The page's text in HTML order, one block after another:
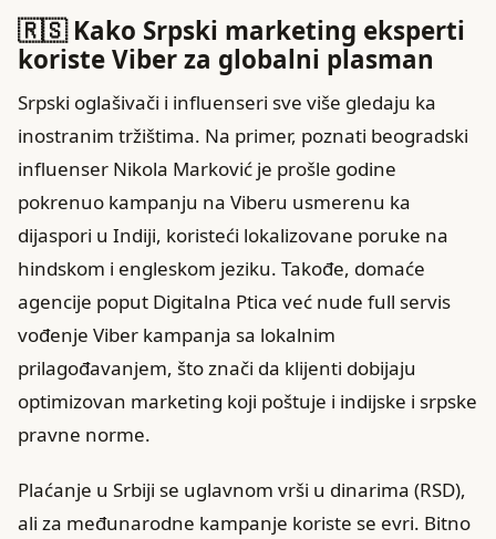
🇷🇸 Kako Srpski marketing eksperti
koriste Viber za globalni plasman
Srpski oglašivači i influenseri sve više gledaju ka
inostranim tržištima. Na primer, poznati beogradski
influenser Nikola Marković je prošle godine
pokrenuo kampanju na Viberu usmerenu ka
dijaspori u Indiji, koristeći lokalizovane poruke na
hindskom i engleskom jeziku. Takođe, domaće
agencije poput Digitalna Ptica već nude full servis
vođenje Viber kampanja sa lokalnim
prilagođavanjem, što znači da klijenti dobijaju
optimizovan marketing koji poštuje i indijske i srpske
pravne norme.
Plaćanje u Srbiji se uglavnom vrši u dinarima (RSD),
ali za međunarodne kampanje koriste se evri. Bitno